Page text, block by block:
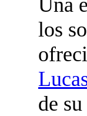
los
de